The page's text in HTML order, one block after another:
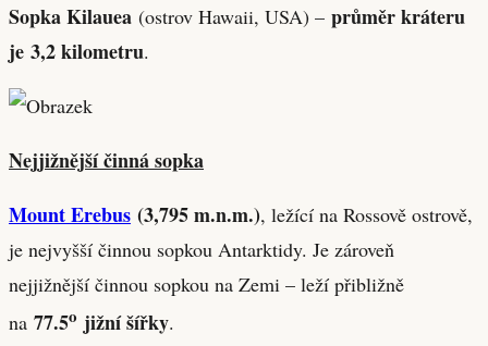
Sopka Kilauea (ostrov Hawaii, USA) – průměr kráteru
je 3,2 kilometru.
Nejjižnější činná sopka
Mount Erebus (3,795 m.n.m.), ležící na Rossově ostrově,
je nejvyšší činnou sopkou Antarktidy. Je zároveň
nejjižnější činnou sopkou na Zemi – leží přibližně
na 77.5o jižní šířky.